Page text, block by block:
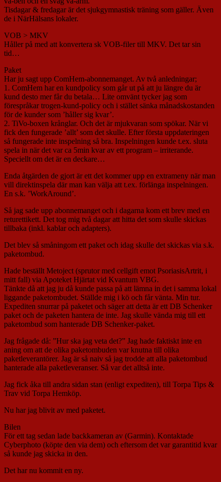
Tisdagar & fredagar är det sjukgymnastisk träning som gäller. Även
de i NärHälsans lokaler.
VOB > MKV
Håller på med att konvertera sk VOB-filer till MKV. Det tar sin
tid…
Paket
Har ju sagt upp ComHem-abonnemanget. Av två anledningar;
1. ComHem har en kundpolicy som går ut på att ju längre du är
kund desto mer får du betala… Lite omvänt tycker jag som
förespråkar trogen-kund-policy och i stället sänka månadskostanden
för de kunder som ’håller sig kvar’.
2. TiVo-boxen krånglar. Och det är mjukvaran som spökar. När vi
fick den fungerade ’allt’ som det skulle. Efter första uppdateringen
så fungerade inte inspelning så bra. Inspelningen kunde t.ex. sluta
spela in när det var ca 5min kvar av ett program – irriterande.
Speciellt om det är en deckare…
Enda åtgärden de gjort är ett det kommer upp en extrameny när man
vill direktinspela där man kan välja att t.ex. förlänga inspelningen.
En s.k. ’WorkAround’.
Så jag sade upp abonnemanget och i dagarna kom ett brev med en
returettikett. Det tog mig två dagar att hitta det som skulle skickas
tillbaka (inkl. kablar och adapters).
Det blev så småningom ett paket och idag skulle det skickas via s.k.
paketombud.
Hade beställt Metoject (sprutor med cellgift emot PsoriasisArtrit, i
mitt fall) via Apoteket Hjärtat vid Kvantum VBG.
Tänkte då att jag ju då kunde passa på att lämna in det i samma lokal
liggande paketombudet. Ställde mig i kö och får vänta. Min tur.
Expediten snurrar på paketet och säger att detta är ett DB Schenker
paket och de paketen hantera de inte. Jag skulle vända mig till ett
paketombud som hanterade DB Schenker-paket.
Jag frågade då: ”Hur ska jag veta det?” Jag hade faktiskt inte en
aning om att de olika paketombuden var knutna till olika
paketleverantörer. Jag är så naiv så jag trodde att alla paketombud
hanterade alla paketleveranser. Så var det alltså inte.
Jag fick åka till andra sidan stan (enligt expediten), till Torpa Tips &
Trav vid Torpa Hemköp.
Nu har jag blivit av med paketet.
Bilen
För ett tag sedan lade backkameran av (Garmin). Kontaktade
Cyberphoto (köpte den via dem) och eftersom det var garantitid kvar
så kunde jag skicka in den.
Det har nu kommit en ny.